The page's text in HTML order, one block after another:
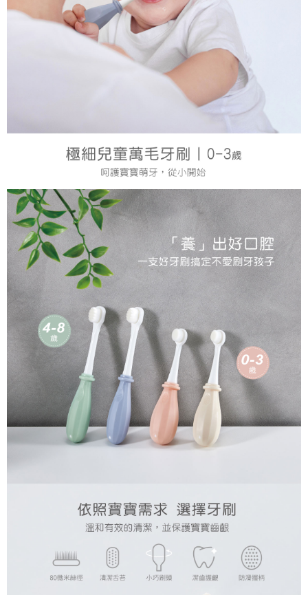
２．訂單成立數日內，您將收到繳費通知簡訊。
３．收到繳費通知簡訊後14天內，點擊此簡訊中的連結，可透過四大超商／
ATM／網路銀行／等多元方式進行付款，方視為交易完成。
※ 請注意：結帳手續完成當下不需立刻繳費，但若您需要取消訂單，請聯絡
購買商品的店家。未經商家同意取消之訂單仍視為有效，需透過AFTEE先享
※ 交易是否成功請以「AFTEE先享後付 」之結帳頁面顯示為準，若有關於
是否繳費成功／繳費後需取消欲退款等相關疑問，請聯繫「AFTEE先享後付
https://netprotections.freshdesk.com/support/home
易，需依本服務之必要範圍內提供個人資料，並將交易相關給付款項請求債
權轉讓予恩沛科技股份有限公司。
２．關於個人資料處理事宜，請瀏覽以下網址：
https://aftee.tw/terms/#terms3
３．未成年的使用者請事先徵得法定代理人或監護人之同意方可使用
「AFTEE先享後付」，若未經同意申辦者引起之損失，本公司不負相關責
任。
４．使用「AFTEE先享後付」時，將依據個別帳號之用戶狀況，依本公司即
時審查核予不同之上限額度；若仍有額度不足之情形，本公司將視審查結果
請求用戶進行身份認證。
５．嚴禁一人註冊多個帳號或使用他人資訊註冊。若發現惡意使用之情形，
恩沛科技股份有限公司將有權停止該用戶之使用額度並採取法律行動。
每筆NT$150，滿NT$799(含以上)免運費
每筆NT$150，滿NT$1,299(含以上)免運費